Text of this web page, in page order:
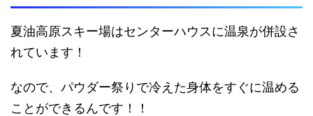
夏油高原スキー場はセンターハウスに温泉が併設さ
れています！
なので、パウダー祭りで冷えた身体をすぐに温める
ことができるんです！！